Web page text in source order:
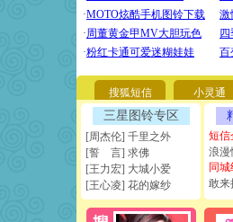
搜狐短信 小灵通
三星图铃专区
[周杰伦] 千里之外
[誓 言] 求佛
[王力宏] 大城小爱
[王心凌] 花的嫁纱
短信
浪漫
同
敢来